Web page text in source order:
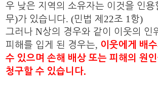
우 낮은 지역의 소유자는 이것을 인용
무)가 있습니다. (민법 제 22조 1 항)
그러나N상의 경우와 같이 이웃의 인
피해를 입게 된 경우는, 이웃에게 배
수 있으며 손해 배상 또는 피해의 원
청구할 수 있습니다.